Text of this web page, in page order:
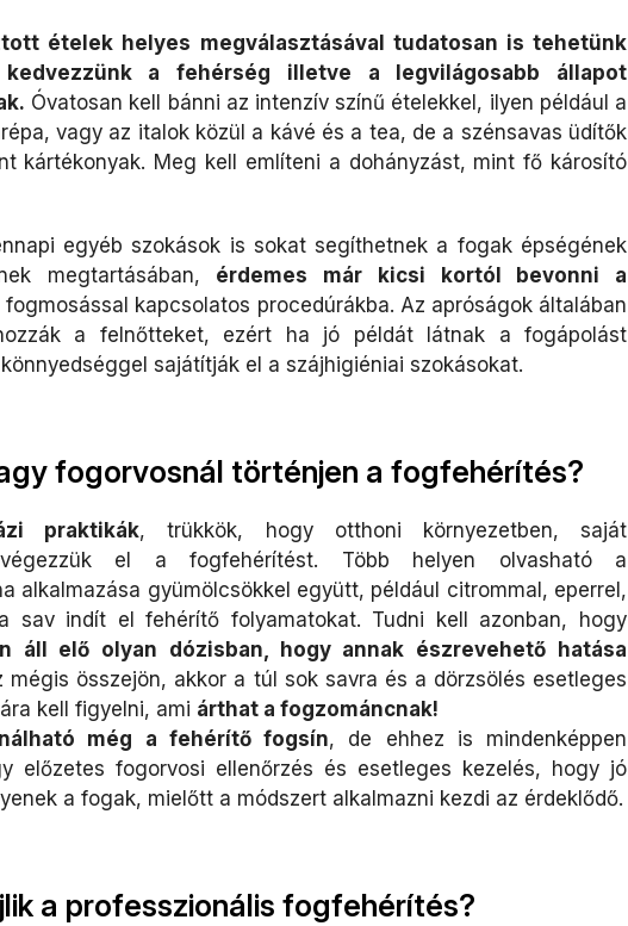
ételek helyes megválasztásával tudatosan is tehetünk
a fehérség illetve a legvilágosabb állapot
Óvatosan kell bánni az intenzív színű ételekkel, ilyen például a
vagy az italok közül a kávé és a tea, de a szénsavas üdítők
kártékonyak. Meg kell említeni a dohányzást, mint fő károsító
egyéb szokások is sokat segíthetnek a fogak épségének
megtartásában, érdemes már kicsi kortól bevonni a
fogmosással kapcsolatos procedúrákba. Az apróságok általában
a felnőtteket, ezért ha jó példát látnak a fogápolást
sajátítják el a szájhigiéniai szokásokat.
fogorvosnál történjen a fogfehérítés?
praktikák, trükkök, hogy otthoni környezetben, saját
végezzük el a fogfehérítést. Több helyen olvasható a
alkalmazása gyümölcsökkel együtt, például citrommal, eperrel,
sav indít el fehérítő folyamatokat. Tudni kell azonban, hogy
áll elő olyan dózisban, hogy annak észrevehető hatása
mégis összejön, akkor a túl sok savra és a dörzsölés esetleges
kell figyelni, ami árthat a fogzománcnak!
még a fehérítő fogsín, de ehhez is mindenképpen
előzetes fogorvosi ellenőrzés és esetleges kezelés, hogy jó
a fogak, mielőtt a módszert alkalmazni kezdi az érdeklődő.
a professzionális fogfehérítés?